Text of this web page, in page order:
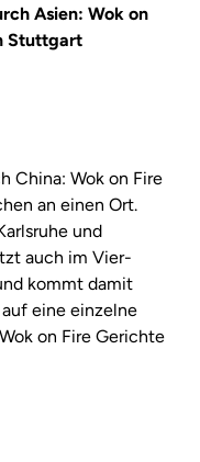
Asien: Wok on
Stuttgart
China: Wok on Fire
an einen Ort.
und
auch im Vier-
kommt damit
eine einzelne
on Fire Gerichte